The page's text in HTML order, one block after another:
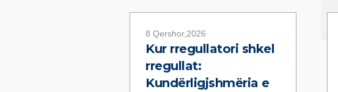
8 Qershor,2026
Kur rregullatori shkel
rregullat:
Kundërligjshmëria e